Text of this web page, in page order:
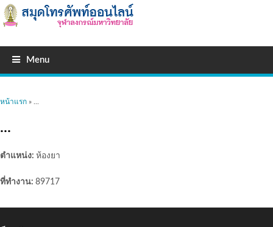
Menu
คุณอยู่ที่นี่
หน้าแรก » ...
...
ตำแหน่ง: ห้องยา
ที่ทำงาน: 89717